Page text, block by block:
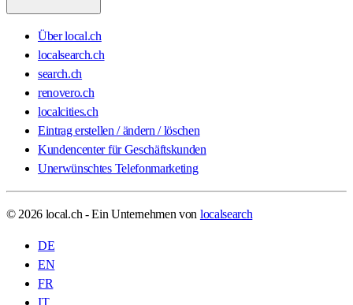
Über local.ch
localsearch.ch
search.ch
renovero.ch
localcities.ch
Eintrag erstellen / ändern / löschen
Kundencenter für Geschäftskunden
Unerwünschtes Telefonmarketing
© 2026 local.ch - Ein Unternehmen von localsearch
DE
EN
FR
IT